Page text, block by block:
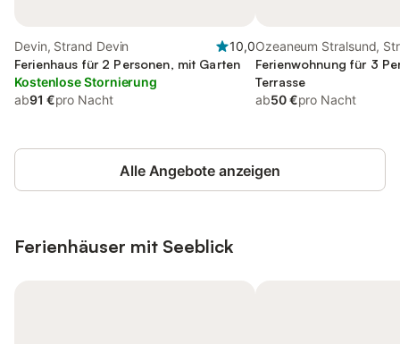
Devin, Strand Devin
10,0
Ferienhaus für 2 Personen, mit Garten
Kostenlose Stornierung
ab91 €pro Nacht
Ozeaneum Stralsund,
Ferienwohnung für 3
Terrasse
ab50 €pro Nacht
Alle Angebote anzeigen
Ferienhäuser mit Seeblick